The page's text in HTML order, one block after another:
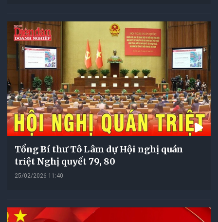
Tổng Bí thư Tô Lâm dự Hội nghị quán
triệt Nghị quyết 79, 80
25/02/2026 11:40